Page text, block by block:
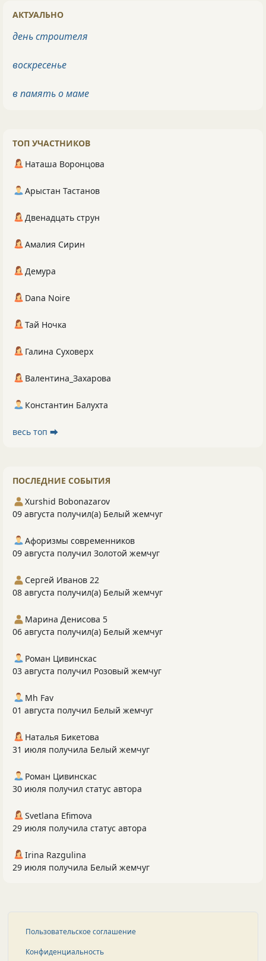
АКТУАЛЬНО
день строителя
воскресенье
в память о маме
ТОП УЧАСТНИКОВ
Наташа Воронцова
Арыстан Тастанов
Двенадцать струн
Амалия Сирин
Демура
Dana Noire
Тай Ночка
Галина Суховерх
Валентина_Захарова
Константин Балухта
весь топ ⮕
ПОСЛЕДНИЕ СОБЫТИЯ
Xurshid Bobonazarov
09 августа получил(а) Белый жемчуг
Афоризмы современников
09 августа получил Золотой жемчуг
Сергей Иванов 22
08 августа получил(а) Белый жемчуг
Марина Денисова 5
06 августа получил(а) Белый жемчуг
Роман Цивинскас
03 августа получил Розовый жемчуг
Mh Fav
01 августа получил Белый жемчуг
Наталья Бикетова
31 июля получила Белый жемчуг
Роман Цивинскас
30 июля получил статус автора
Svetlana Efimova
29 июля получила статус автора
Irina Razgulina
29 июля получила Белый жемчуг
Пользовательское соглашение
Конфиденциальность